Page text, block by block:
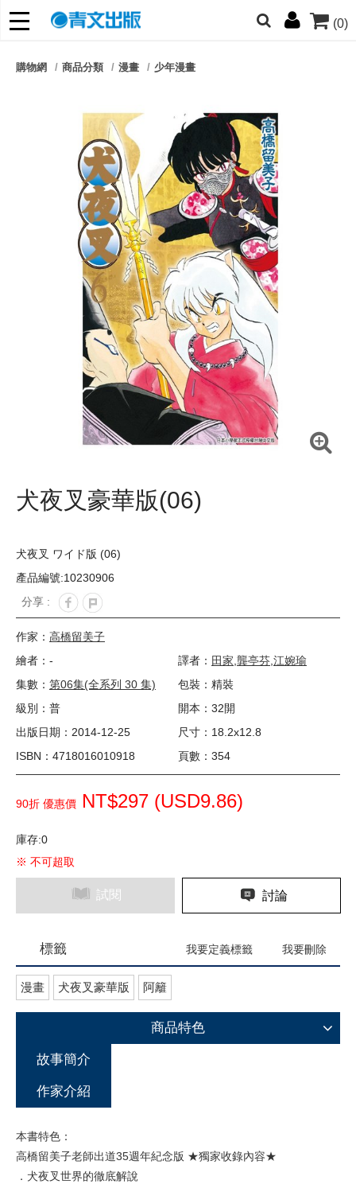
(0)
朋友們，提高警覺！
購物網 商品分類 漫畫 少年漫畫
犬夜叉豪華版(06)
犬夜叉 ワイド版 (06)
產品編號:10230906
分享 :
作家： 高橋留美子
繪者：-
譯者： 田家,龔亭芬,江婉瑜
集數： 第06集(全系列 30 集)
包裝：精裝
級別：普
開本：32開
出版日期：2014-12-25
尺寸：18.2x12.8
ISBN：4718016010918
頁數：354
90折 優惠價 NT$297 (USD9.86)
庫存:0
※ 不可超取
試閱 討論
標籤 我要定義標籤 我要刪除
漫畫 犬夜叉豪華版 阿籬
商品特色
故事簡介
作家介紹
本書特色：
高橋留美子老師出道35週年紀念版 ★獨家收錄內容★
．犬夜叉世界的徹底解說